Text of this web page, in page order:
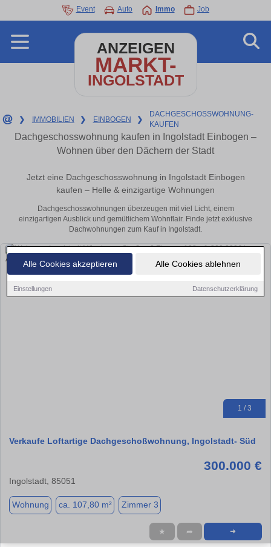
Alle Cookies akzeptieren Alle Cookies ablehnen
Einstellungen Datenschutzerklärung
Event Auto Immo Job
ANZEIGEN
MARKT-
INGOLSTADT
❯ IMMOBILIEN ❯ EINBOGEN ❯
DACHGESCHOSSWOHNUNG-
KAUFEN
Dachgeschosswohnung kaufen in Ingolstadt Einbogen –
Wohnen über den Dächern der Stadt
Jetzt eine Dachgeschosswohnung in Ingolstadt Einbogen
kaufen – Helle & einzigartige Wohnungen
Dachgeschosswohnungen überzeugen mit viel Licht, einem
einzigartigen Ausblick und gemütlichem Wohnflair. Finde jetzt exklusive
Dachwohnungen zum Kauf in Ingolstadt.
1 / 3
Verkaufe Loftartige Dachgeschoßwohnung, Ingolstadt- Süd
300.000 €
Ingolstadt, 85051
Wohnung ca. 107,80 m² Zimmer 3
★ ➦ ➜